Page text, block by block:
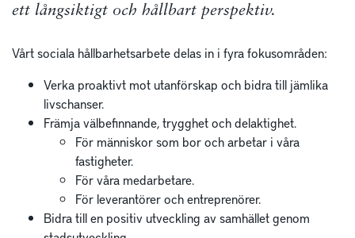
ett långsiktigt och hållbart perspektiv.
Vårt sociala hållbarhetsarbete delas in i fyra fokusområden:
Verka proaktivt mot utanförskap och bidra till jämlika
livschanser.
Främja välbefinnande, trygghet och delaktighet.
För människor som bor och arbetar i våra
fastigheter.
För våra medarbetare.
För leverantörer och entreprenörer.
Bidra till en positiv utveckling av samhället genom